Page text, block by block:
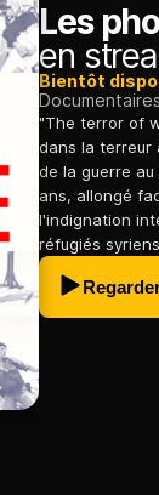
Les
en
Bientôt
Documentaires
"The terror of
dans la terreur
de la guerre
ans, allongé
l'indignation
réfugiés